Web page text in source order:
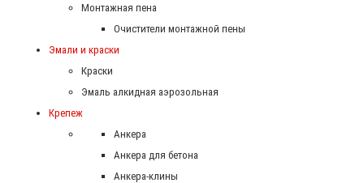
Монтажная пена
Очистители монтажной пены
Эмали и краски
Краски
Эмаль алкидная аэрозольная
Крепеж
Анкера
Анкера для бетона
Анкера-клины